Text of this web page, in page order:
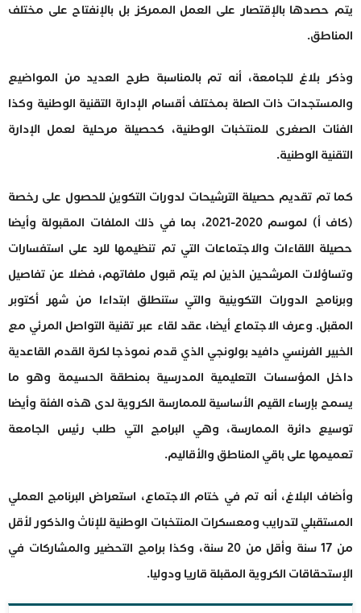
يتم حصدها بالإقتصار على العمل الممركز بل بالإنفتاح على مختلف
المناطق.
وذكر بلاغ للجامعة، أنه تم بالمناسبة طرح العديد من المواضيع
والمستجدات ذات الصلة بمختلف أقسام الإدارة التقنية الوطنية وكذا
الفئات الصغرى للمنتخبات الوطنية، كحصيلة مرحلية لعمل الإدارة
التقنية الوطنية.
كما تم تقديم حصيلة الترشيحات لدورات التكوين للحصول على رخصة
(كاف أ) لموسم 2020-2021، بما في ذلك الملفات المقبولة وأيضا
حصيلة اللقاءات والاجتماعات التي تم تنظيمها للرد على استفسارات
وتساؤلات المرشحين الذين لم يتم قبول ملفاتهم، فضلا عن تفاصيل
وبرنامج الدورات التكوينية والتي ستنطلق ابتداءا من شهر أكتوبر
المقبل. وعرف الاجتماع أيضا، عقد لقاء عبر تقنية التواصل المرئي مع
الخبير الفرنسي دافيد بولونجي الذي قدم نموذجا لكرة القدم القاعدية
داخل المؤسسات التعليمية المدرسية بمنطقة الحسيمة وهو ما
يسمح بإرساء القيم الأساسية للممارسة الكروية لدى هذه الفئة وأيضا
توسيع دائرة الممارسة، وهي البرامج التي طلب رئيس الجامعة
تعميمها على باقي المناطق والأقاليم.
وأضاف البلاغ، أنه تم في ختام الاجتماع، استعراض البرنامج العملي
المستقبلي لتدرايب ومعسكرات المنتخبات الوطنية للإناث والذكور لأقل
من 17 سنة وأقل من 20 سنة، وكذا برامج التحضير والمشاركات في
الإستحقاقات الكروية المقبلة قاريا ودوليا.